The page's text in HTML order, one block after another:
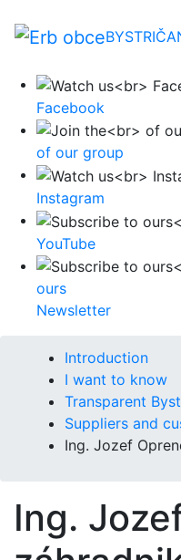
Facebook
of our group
Instagram
YouTube
ours
Newsletter
Introduction
I want to know
Transparent
Suppliers and
Ing. Jozef
Ing.